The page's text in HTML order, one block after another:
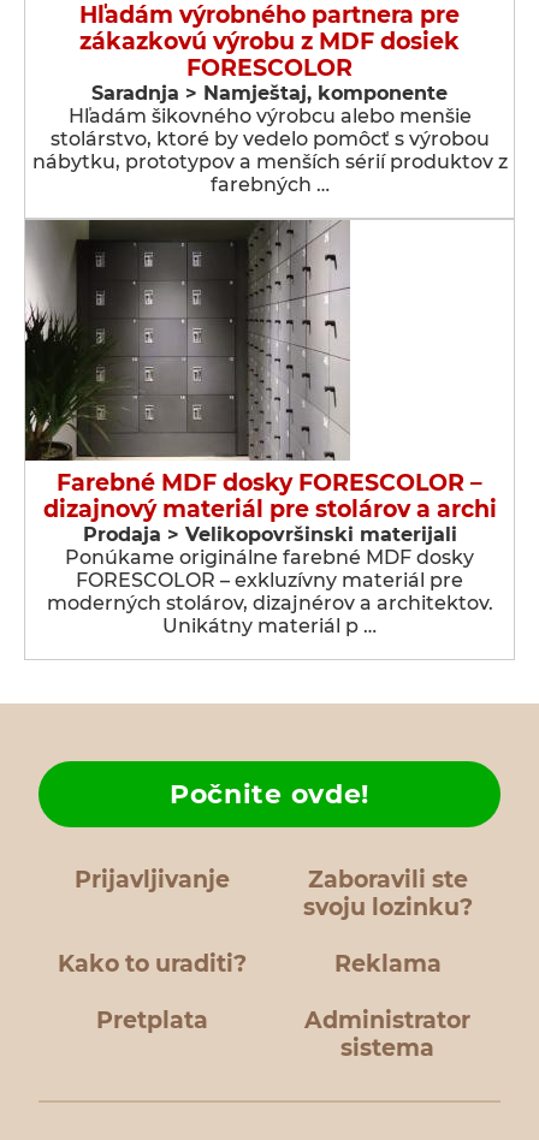
Hľadám výrobného partnera pre
zákazkovú výrobu z MDF dosiek
FORESCOLOR
Saradnja > Namještaj, komponente
Hľadám šikovného výrobcu alebo menšie
stolárstvo, ktoré by vedelo pomôcť s výrobou
nábytku, prototypov a menších sérií produktov z
farebných …
Farebné MDF dosky FORESCOLOR –
dizajnový materiál pre stolárov a archi
Prodaja > Velikopovršinski materijali
Ponúkame originálne farebné MDF dosky
FORESCOLOR – exkluzívny materiál pre
moderných stolárov, dizajnérov a architektov.
Unikátny materiál p …
Prijavljivanje
Zaboravili ste
svoju lozinku?
Kako to uraditi?
Počnite ovde!
Reklama
Pretplata
Administrator
sistema